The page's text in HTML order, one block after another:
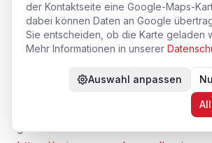
oder den Zugriff auf Informationen
Nutzers (z. B. Device-Fingerprinting)
TDDDG umfasst. Die Einwilligung ist
Die Datenübertragung in die USA
Standardvertragsklauseln der EU-
gestützt. Details finden Sie hier:
der Kontaktseite eine Google-Maps-
dabei können Daten an Google
Sie entscheiden, ob die Karte geladen
Mehr Informationen in unserer
Auswahl anpassen